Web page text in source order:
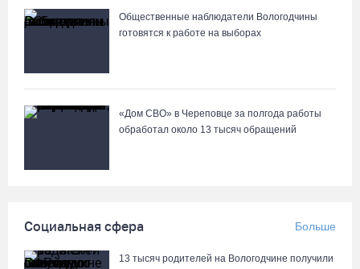
07.08.26 / 12:07
Из-за ремонта путей часть череповецких трамваев остановят
07.08.26 / 11:22
превысила 65%
07.08.26 / 11:19
Общественные наблюдатели Вологодчины
готовятся к работе на выборах
«Дом СВО» в Череповце за полгода работы
обработал около 13 тысяч обращений
Социальная сфера Больше
13 тысяч родителей на Вологодчине получили